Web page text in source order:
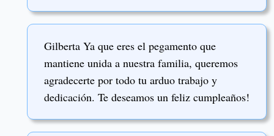
Gilberta Ya que eres el pegamento que
mantiene unida a nuestra familia, queremos
agradecerte por todo tu arduo trabajo y
dedicación. Te deseamos un feliz cumpleaños!